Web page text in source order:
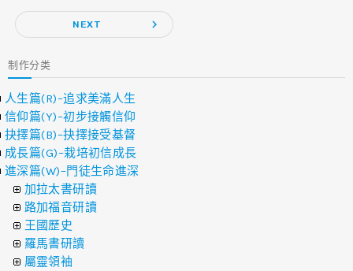
NEXT navigate_next
制作分类
人生篇(R)–追求美滿人生
信仰篇(Y)–初步接觸信仰
抉擇篇(B)–抉擇接受基督
成長篇(G)–栽培初信成長
進深篇(W)–門徒生命進深
加拉太書研讀
路加福音研讀
王國歷史
羅馬書研讀
屬靈領袖